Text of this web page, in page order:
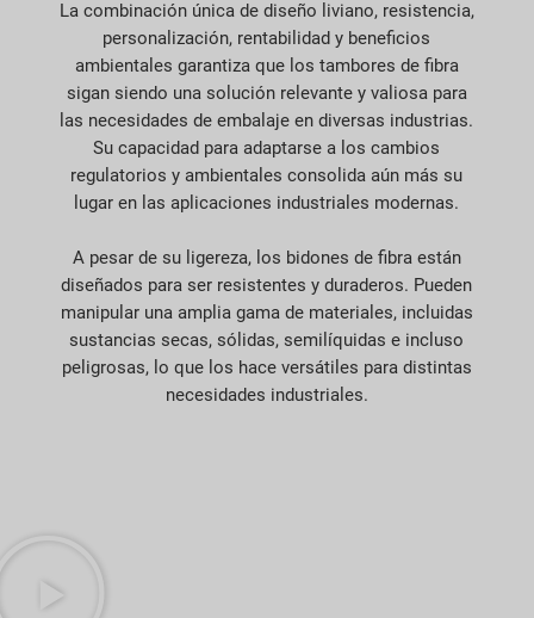
La combinación única de diseño liviano, resistencia,
personalización, rentabilidad y beneficios
ambientales garantiza que los tambores de fibra
sigan siendo una solución relevante y valiosa para
las necesidades de embalaje en diversas industrias.
Su capacidad para adaptarse a los cambios
regulatorios y ambientales consolida aún más su
lugar en las aplicaciones industriales modernas.
A pesar de su ligereza, los bidones de fibra están
diseñados para ser resistentes y duraderos. Pueden
manipular una amplia gama de materiales, incluidas
sustancias secas, sólidas, semilíquidas e incluso
peligrosas, lo que los hace versátiles para distintas
necesidades industriales.